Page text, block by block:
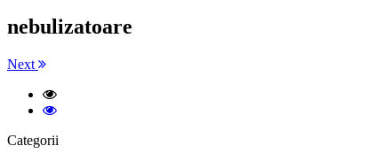
nebulizatoare
Next
Categorii